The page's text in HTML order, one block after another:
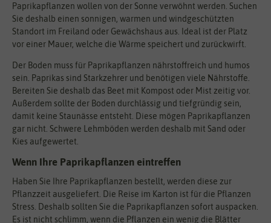
Paprikapflanzen wollen von der Sonne verwöhnt werden. Suchen
Sie deshalb einen sonnigen, warmen und windgeschützten
Standort im Freiland oder Gewächshaus aus. Ideal ist der Platz
vor einer Mauer, welche die Wärme speichert und zurückwirft.
Der Boden muss für Paprikapflanzen nährstoffreich und humos
sein. Paprikas sind Starkzehrer und benötigen viele Nährstoffe.
Bereiten Sie deshalb das Beet mit Kompost oder Mist zeitig vor.
Außerdem sollte der Boden durchlässig und tiefgründig sein,
damit keine Staunässe entsteht. Diese mögen Paprikapflanzen
gar nicht. Schwere Lehmböden werden deshalb mit Sand oder
Kies aufgewertet.
Wenn Ihre Paprikapflanzen eintreffen
Haben Sie Ihre Paprikapflanzen bestellt, werden diese zur
Pflanzzeit ausgeliefert. Die Reise im Karton ist für die Pflanzen
Stress. Deshalb sollten Sie die Paprikapflanzen sofort auspacken.
Es ist nicht schlimm, wenn die Pflanzen ein wenig die Blätter